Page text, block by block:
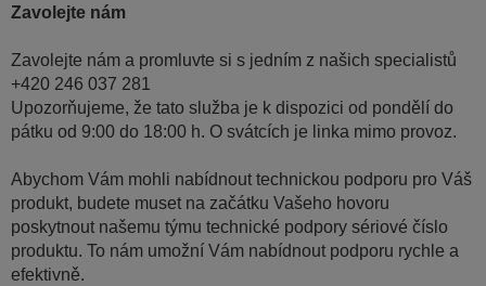
Zavolejte nám
Zavolejte nám a promluvte si s jedním z našich specialistů
+420 246 037 281
Upozorňujeme, že tato služba je k dispozici od pondělí do
pátku od 9:00 do 18:00 h. O svátcích je linka mimo provoz.
Abychom Vám mohli nabídnout technickou podporu pro Váš
produkt, budete muset na začátku Vašeho hovoru
poskytnout našemu týmu technické podpory sériové číslo
produktu. To nám umožní Vám nabídnout podporu rychle a
efektivně.